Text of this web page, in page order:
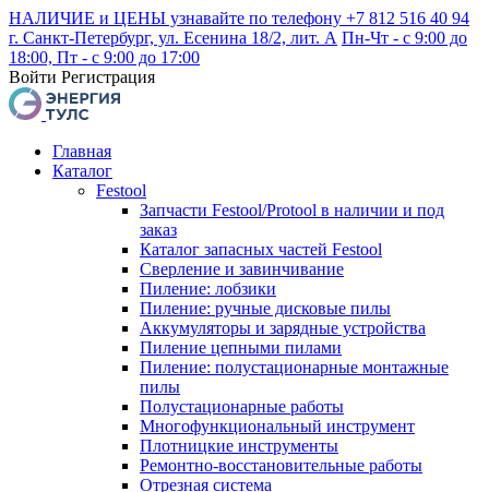
НАЛИЧИЕ и ЦЕНЫ узнавайте по телефону +7 812 516 40 94
г. Санкт-Петербург, ул. Есенина 18/2, лит. А Пн-Чт - с 9:00 до
18:00, Пт - с 9:00 до 17:00
Войти Регистрация
Главная
Каталог
Festool
Запчасти Festool/Protool в наличии и под
заказ
Каталог запасных частей Festool
Сверление и завинчивание
Пиление: лобзики
Пиление: ручные дисковые пилы
Аккумуляторы и зарядные устройства
Пиление цепными пилами
Пиление: полустационарные монтажные
пилы
Полустационарные работы
Многофункциональный инструмент
Плотницкие инструменты
Ремонтно-восстановительные работы
Отрезная система